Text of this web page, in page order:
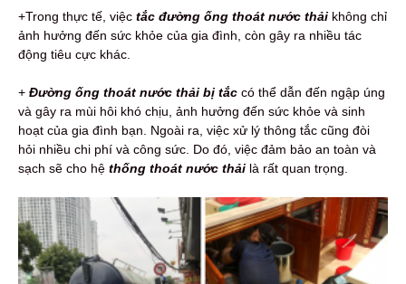
+Trong thực tế, việc tắc đường ống thoát nước thải không chỉ
ảnh hưởng đến sức khỏe của gia đình, còn gây ra nhiều tác
động tiêu cực khác.
+ Đường ống thoát nước thải bị tắc có thể dẫn đến ngập úng
và gây ra mùi hôi khó chịu, ảnh hưởng đến sức khỏe và sinh
hoạt của gia đình bạn. Ngoài ra, việc xử lý thông tắc cũng đòi
hỏi nhiều chi phí và công sức. Do đó, việc đảm bảo an toàn và
sạch sẽ cho hệ thống thoát nước thải là rất quan trọng.